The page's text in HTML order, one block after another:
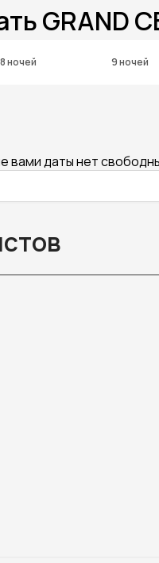
GRAND
8 ночей 9 ночей
вами даты нет